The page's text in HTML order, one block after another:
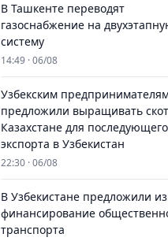
В Ташкенте переводят
газоснабжение на
систему
14:49 · 06/08
Узбекским
предложили выращивать
Казахстане для последующего
экспорта в Узбекистан
22:30 · 06/08
В Узбекистане предложили
финансирование
транспорта